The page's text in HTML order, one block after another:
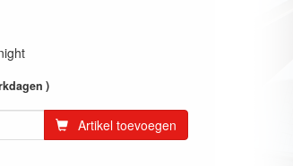
)
Artikel toevoegen